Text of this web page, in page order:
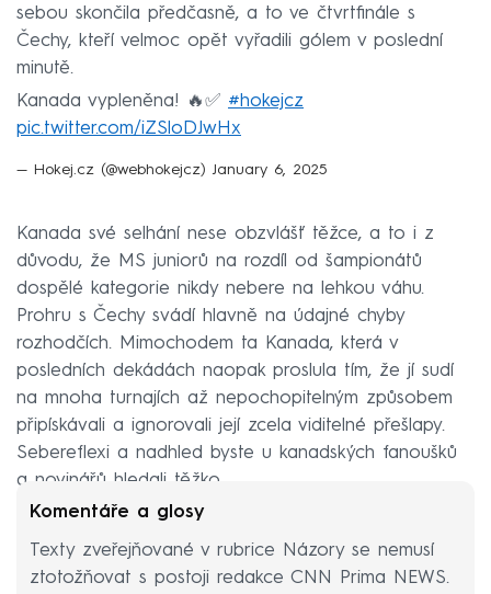
sebou skončila předčasně, a to ve čtvrtfinále s
Čechy, kteří velmoc opět vyřadili gólem v poslední
minutě.
Kanada vypleněna! 🔥✅ #hokejcz
pic.twitter.com/iZSloDJwHx
— Hokej.cz (@webhokejcz) January 6, 2025
Kanada své selhání nese obzvlášť těžce, a to i z
důvodu, že MS juniorů na rozdíl od šampionátů
dospělé kategorie nikdy nebere na lehkou váhu.
Prohru s Čechy svádí hlavně na údajné chyby
rozhodčích. Mimochodem ta Kanada, která v
posledních dekádách naopak proslula tím, že jí sudí
na mnoha turnajích až nepochopitelným způsobem
připískávali a ignorovali její zcela viditelné přešlapy.
Sebereflexi a nadhled byste u kanadských fanoušků
a novinářů hledali těžko.
Komentáře a glosy
Texty zveřejňované v rubrice Názory se nemusí
ztotožňovat s postoji redakce CNN Prima NEWS.